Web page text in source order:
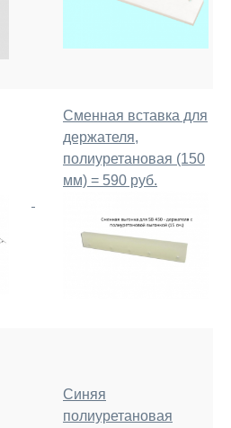
Сменная вставка для
держателя,
полиуретановая (150
мм) = 590 руб.
Синяя
полиуретановая